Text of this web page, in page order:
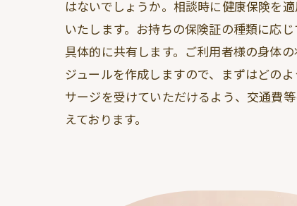
はないでしょうか。相談時に健康保険を
いたします。お持ちの保険証の種類に応
具体的に共有します。ご利用者様の身体
ジュールを作成しますので、まずはどの
サージを受けていただけるよう、交通費
えております。